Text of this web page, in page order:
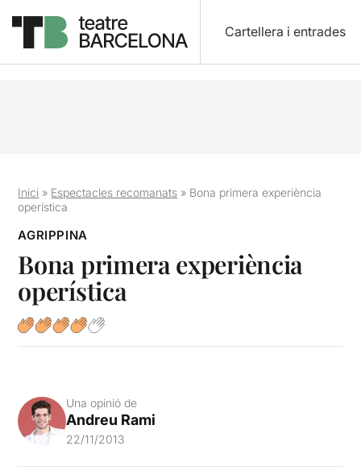
Cartellera i entrades
Inici » Espectacles recomanats » Bona primera experiència
operística
AGRIPPINA
Bona primera experiència
operística
Una opinió de
Andreu Rami
22/11/2013